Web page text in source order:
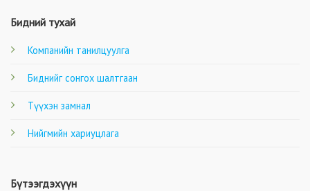
Бидний тухай
Компанийн танилцуулга
Биднийг сонгох шалтгаан
Түүхэн замнал
Нийгмийн хариуцлага
Бүтээгдэхүүн